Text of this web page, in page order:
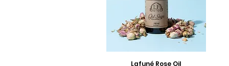
Lafuné Rose Oil